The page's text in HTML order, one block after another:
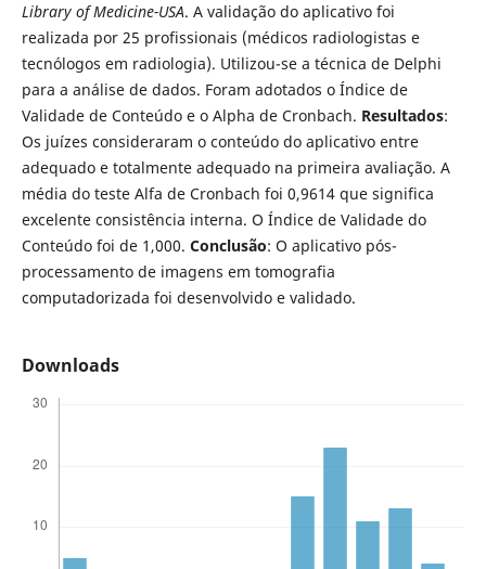
Library of Medicine-USA. A validação do aplicativo foi
realizada por 25 profissionais (médicos radiologistas e
tecnólogos em radiologia). Utilizou-se a técnica de Delphi
para a análise de dados. Foram adotados o Índice de
Validade de Conteúdo e o Alpha de Cronbach. Resultados:
Os juízes consideraram o conteúdo do aplicativo entre
adequado e totalmente adequado na primeira avaliação. A
média do teste Alfa de Cronbach foi 0,9614 que significa
excelente consistência interna. O Índice de Validade do
Conteúdo foi de 1,000. Conclusão: O aplicativo pós-
processamento de imagens em tomografia
computadorizada foi desenvolvido e validado.
Downloads